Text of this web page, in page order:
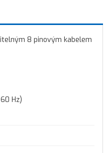
8 pinovým kabelem
Hz)